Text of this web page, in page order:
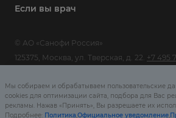
© АО «Санофи Россия»
125375, Москва, ул. Тверская, д. 22. +7 495
MAT-RU-2503564-1.0-09/2025
Если вы врач
Мы собираем и обрабатываем пользовательские
cookies для оптимизации сайта, подбора для Вас
рекламы. Нажав «Принять», Вы разрешаете их
Подробнее: Политика,Официальное уведомление,